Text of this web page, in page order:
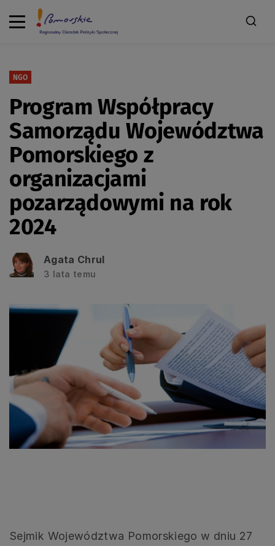
NGO
Program Współpracy
Samorządu Województwa
Pomorskiego z
organizacjami
pozarządowymi na rok
2024
Agata Chrul
3 lata temu
Sejmik Województwa Pomorskiego w dniu 27